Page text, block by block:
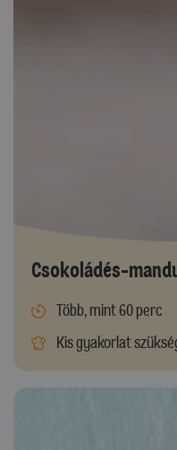
Csokoládés-
Több, mint 60 perc
Kis gyakorlat